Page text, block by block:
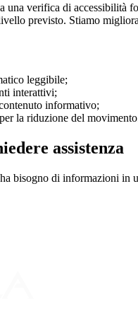
una verifica di accessibilità
previsto. Stiamo
leggibile;
interattivi;
informativo;
la riduzione del
assistenza
bisogno di informazioni in